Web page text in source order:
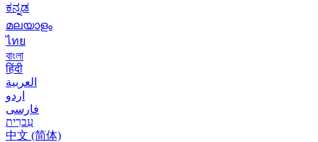
ಕನ್ನಡ
മലയാളം
ไทย
বাংলা
हिंदी
العربية
اردو
فارسی
עִברִית
中文 (简体)